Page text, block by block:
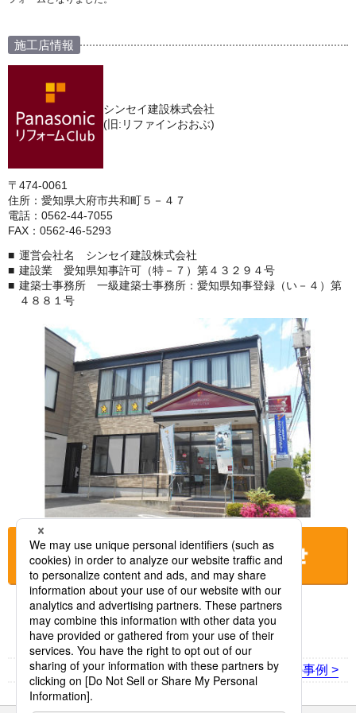
施工店情報
シンセイ建設株式会社
(旧:リファインおおぶ)
〒474-0061
住所：愛知県大府市共和町５－４７
電話：0562-44-7055
FAX：0562-46-5293
運営会社名 シンセイ建設株式会社
建設業 愛知県知事許可（特－７）第４３２９４号
建築士事務所 一級建築士事務所：愛知県知事登録（い－４）第
４８８１号
お店に電話をする
< 前の事例 次の事例 >